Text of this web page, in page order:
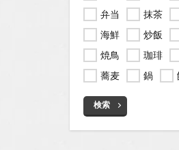
弁当
抹茶
海鮮
炒飯
焼鳥
珈琲
蕎麦
鍋
検索